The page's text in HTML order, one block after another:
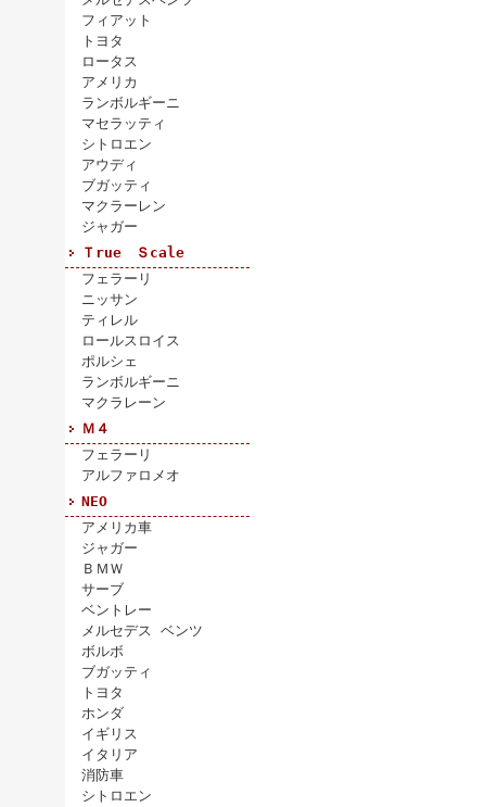
フィアット
トヨタ
ロータス
アメリカ
ランボルギーニ
マセラッティ
シトロエン
アウディ
ブガッティ
マクラーレン
ジャガー
Ｔrue Ｓcale
フェラーリ
ニッサン
ティレル
ロールスロイス
ポルシェ
ランボルギーニ
マクラレーン
Ｍ４
フェラーリ
アルファロメオ
NEO
アメリカ車
ジャガー
ＢＭＷ
サーブ
ベントレー
メルセデス ベンツ
ボルボ
ブガッティ
トヨタ
ホンダ
イギリス
イタリア
消防車
シトロエン